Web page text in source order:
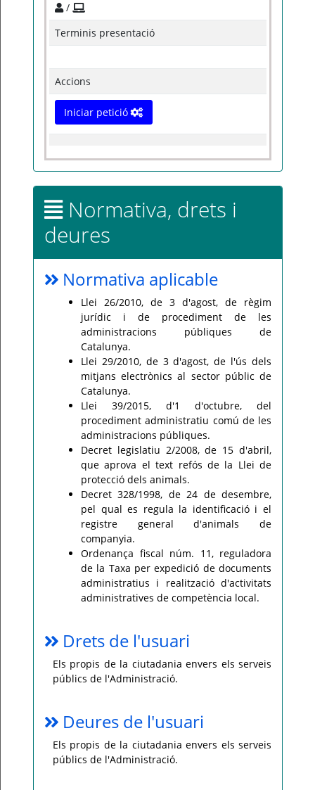
/
Terminis presentació
Accions
Iniciar petició
Normativa, drets i
deures
Normativa aplicable
Llei 26/2010, de 3 d'agost, de règim
jurídic i de procediment de les
administracions públiques de
Catalunya.
Llei 29/2010, de 3 d'agost, de l'ús dels
mitjans electrònics al sector públic de
Catalunya.
Llei 39/2015, d'1 d'octubre, del
procediment administratiu comú de les
administracions públiques.
Decret legislatiu 2/2008, de 15 d'abril,
que aprova el text refós de la Llei de
protecció dels animals.
Decret 328/1998, de 24 de desembre,
pel qual es regula la identificació i el
registre general d'animals de
companyia.
Ordenança fiscal núm. 11, reguladora
de la Taxa per expedició de documents
administratius i realització d'activitats
administratives de competència local.
Drets de l'usuari
Els propis de la ciutadania envers els serveis
públics de l'Administració.
Deures de l'usuari
Els propis de la ciutadania envers els serveis
públics de l'Administració.